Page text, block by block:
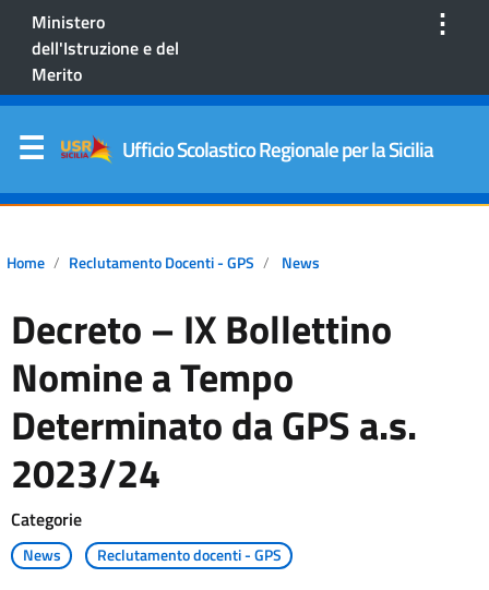
Ministero
dell'Istruzione e del
Merito
⋮
Ufficio Scolastico Regionale per la Sicilia
Home Reclutamento Docenti - GPS News
Decreto – IX Bollettino
Nomine a Tempo
Determinato da GPS a.s.
2023/24
Categorie
News Reclutamento docenti - GPS